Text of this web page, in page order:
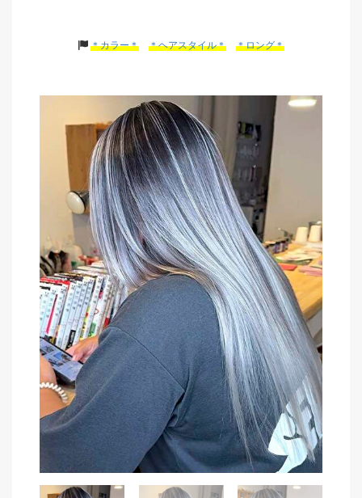
＊カラー＊ ＊ヘアスタイル＊ ＊ロング＊